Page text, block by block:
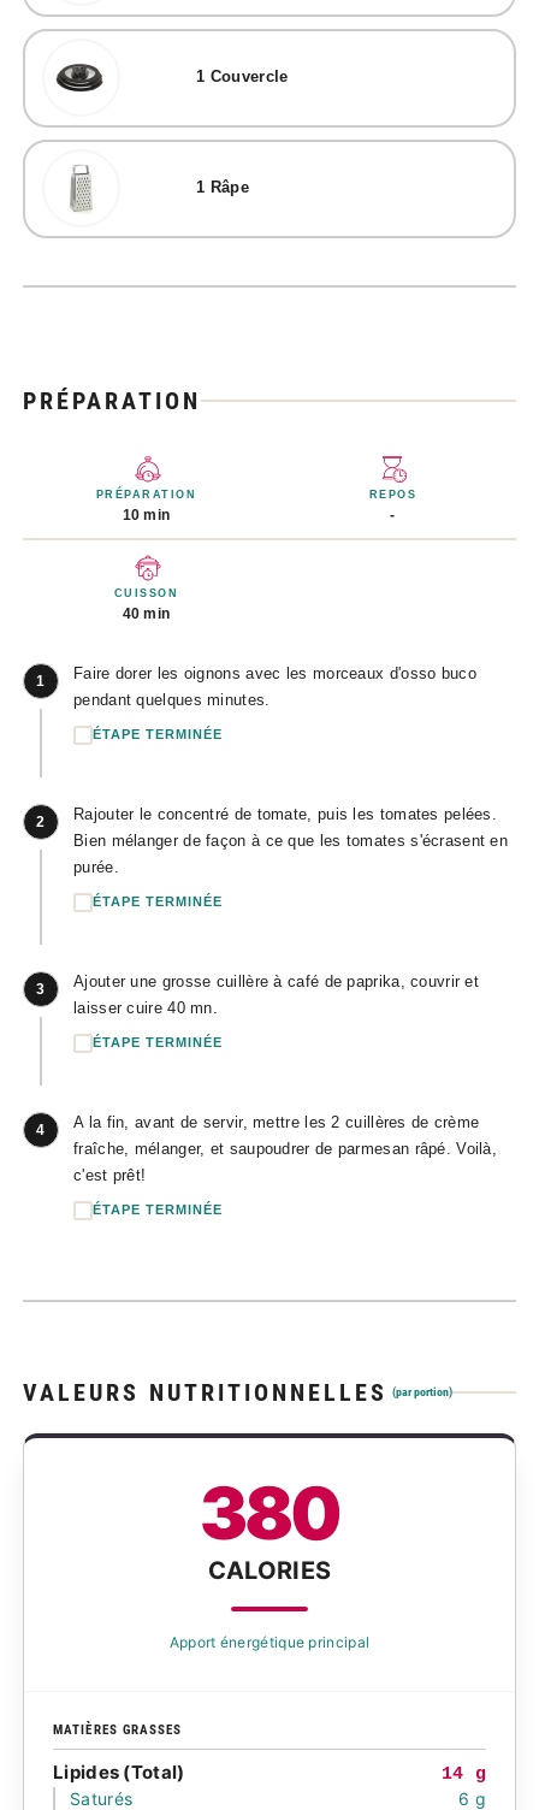
1 Couvercle
1 Râpe
PRÉPARATION
PRÉPARATION
10 min
REPOS
-
CUISSON
40 min
1
Faire dorer les oignons avec les morceaux d'osso buco
pendant quelques minutes.
ÉTAPE TERMINÉE
2
Rajouter le concentré de tomate, puis les tomates pelées.
Bien mélanger de façon à ce que les tomates s'écrasent en
purée.
ÉTAPE TERMINÉE
3
Ajouter une grosse cuillère à café de paprika, couvrir et
laisser cuire 40 mn.
ÉTAPE TERMINÉE
4
A la fin, avant de servir, mettre les 2 cuillères de crème
fraîche, mélanger, et saupoudrer de parmesan râpé. Voilà,
c'est prêt!
ÉTAPE TERMINÉE
VALEURS NUTRITIONNELLES (par portion)
380
CALORIES
Apport énergétique principal
MATIÈRES GRASSES
Lipides (Total)
14 g
Saturés
6 g